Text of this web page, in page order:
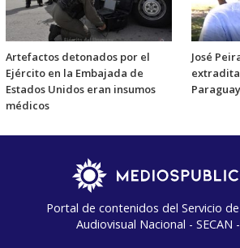
Artefactos detonados por el
Ejército en la Embajada de
Estados Unidos eran insumos
médicos
José
Paraguay
Portal de contenidos del Servicio
Audiovisual Nacional - SECAN